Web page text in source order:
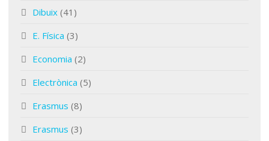
Dibuix (41)
E. Física (3)
Economia (2)
Electrònica (5)
Erasmus (8)
Erasmus (3)